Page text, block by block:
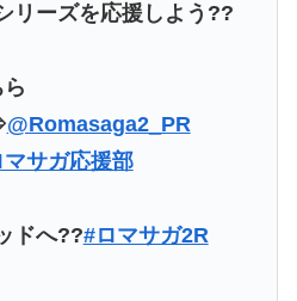
リーズを応援しよう??
@Romasaga2_PR
マサガ応援部
ドへ??#ロマサガ2R